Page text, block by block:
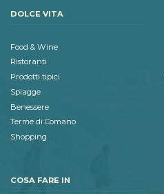
DOLCE VITA
Food & Wine
Ristoranti
Prodotti tipici
Spiagge
Benessere
Terme di Comano
Shopping
COSA FARE IN